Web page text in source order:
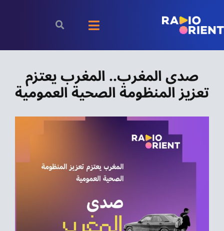
content
Toggle
Navigation
بودكاست
الأخبار
صدى المغرب.. المغرب يعتزم
تعزيز المنظومة الصحية العمومية